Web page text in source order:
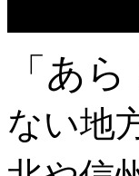
「あ
ない地